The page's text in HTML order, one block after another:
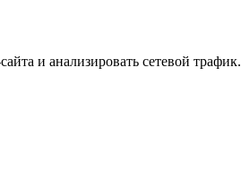
и анализировать сетевой трафик.